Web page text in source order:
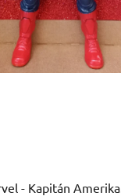
- Kapitán Amerika.